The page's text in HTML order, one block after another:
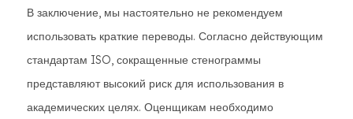
В заключение, мы настоятельно не рекомендуем
использовать краткие переводы. Согласно действующим
стандартам ISO, сокращенные стенограммы
представляют высокий риск для использования в
академических целях. Оценщикам необходимо